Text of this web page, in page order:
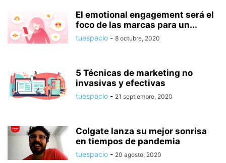
El emotional engagement será el
foco de las marcas para un...
tuespacio - 8 octubre, 2020
5 Técnicas de marketing no
invasivas y efectivas
tuespacio - 21 septiembre, 2020
Colgate lanza su mejor sonrisa
en tiempos de pandemia
tuespacio - 20 agosto, 2020